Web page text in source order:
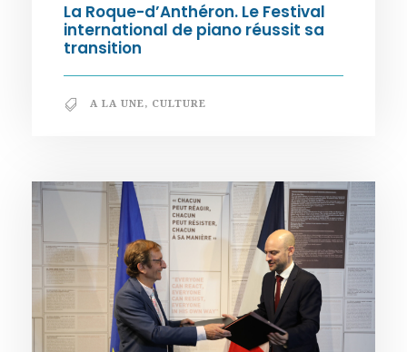
La Roque-d’Anthéron. Le Festival
international de piano réussit sa
transition
A LA UNE, CULTURE